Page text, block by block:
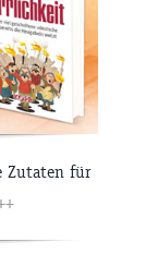
Zutaten für